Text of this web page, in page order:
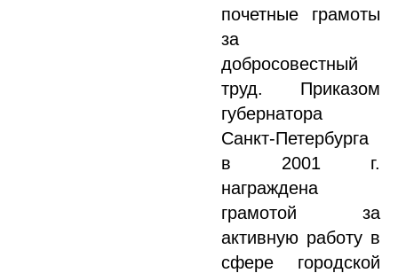
почетные грамоты
за
добросовестный
труд. Приказом
губернатора
Санкт-Петербурга
в 2001 г.
награждена
грамотой за
активную работу в
сфере городской